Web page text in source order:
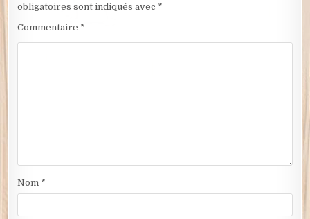
obligatoires sont indiqués avec *
Commentaire *
Nom *